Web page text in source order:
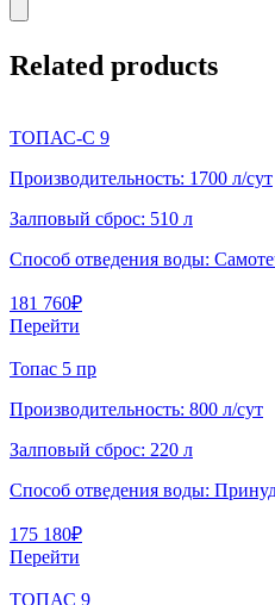
Related products
ТОПАС-С 9
Производительность: 1700 л/сут
Залповый сброс: 510 л
Способ отведения воды:
181 760₽
Перейти
Топас 5 пр
Производительность: 800 л/сут
Залповый сброс: 220 л
Способ отведения воды:
175 180₽
Перейти
ТОПАС 9